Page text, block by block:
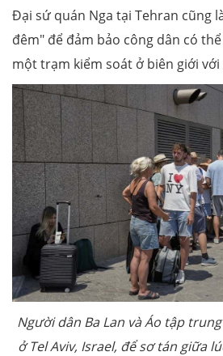
Đại sứ quán Nga tại Tehran cũng
đêm" để đảm bảo công dân có
một trạm kiểm soát ở biên giới với
Người dân Ba Lan và Áo tập
ở Tel Aviv, Israel, để sơ tán giữa